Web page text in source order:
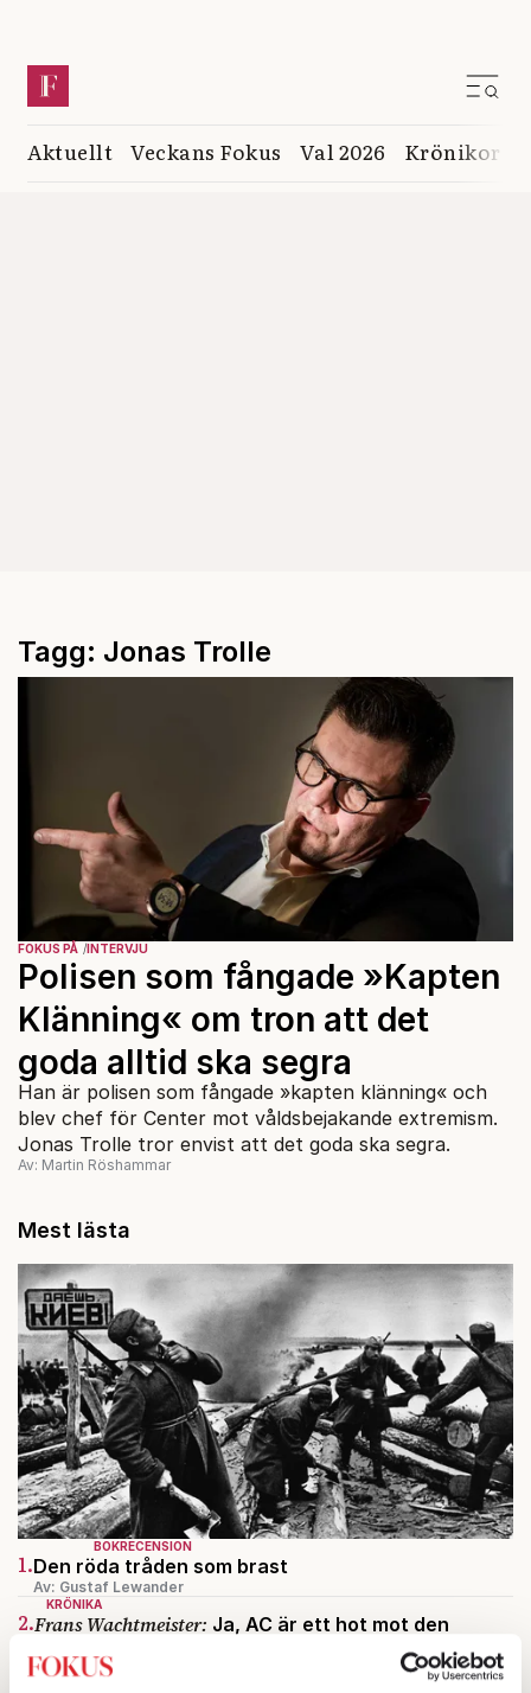
Aktuellt Veckans Fokus Val 2026 Krönikor
Tagg: Jonas Trolle
FOKUS PÅ INTERVJU
Polisen som fångade »Kapten
Klänning« om tron att det
goda alltid ska segra
Han är polisen som fångade »kapten klänning« och
blev chef för Center mot våldsbejakande extremism.
Jonas Trolle tror envist att det goda ska segra.
Av: Martin Röshammar
Mest lästa
BOKRECENSION
1.Den röda tråden som brast
Av: Gustaf Lewander
KRÖNIKA
2.Frans Wachtmeister: Ja, AC är ett hot mot den
STICKET